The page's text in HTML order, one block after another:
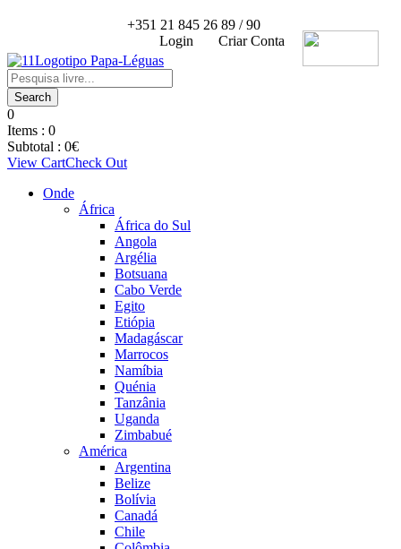
+351 21 845 26 89 / 90
Login
Criar Conta
0
Items : 0
Subtotal : 0€
View CartCheck Out
Onde
África
África do Sul
Angola
Argélia
Botsuana
Cabo Verde
Egito
Etiópia
Madagáscar
Marrocos
Namíbia
Quénia
Tanzânia
Uganda
Zimbabué
América
Argentina
Belize
Bolívia
Canadá
Chile